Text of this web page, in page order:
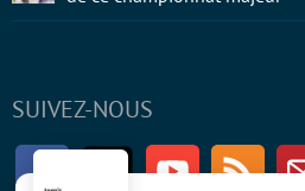
SUIVEZ-NOUS
FacebookTwitter Youtube RSS